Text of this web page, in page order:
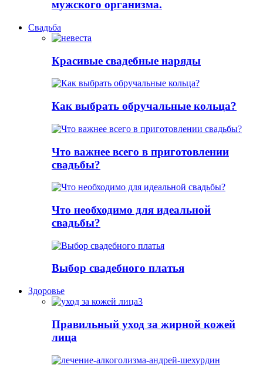
мужского организма.
Свадьба
Красивые свадебные наряды
Как выбрать обручальные кольца?
Что важнее всего в приготовлении
свадьбы?
Что необходимо для идеальной
свадьбы?
Выбор свадебного платья
Здоровье
Правильный уход за жирной кожей
лица